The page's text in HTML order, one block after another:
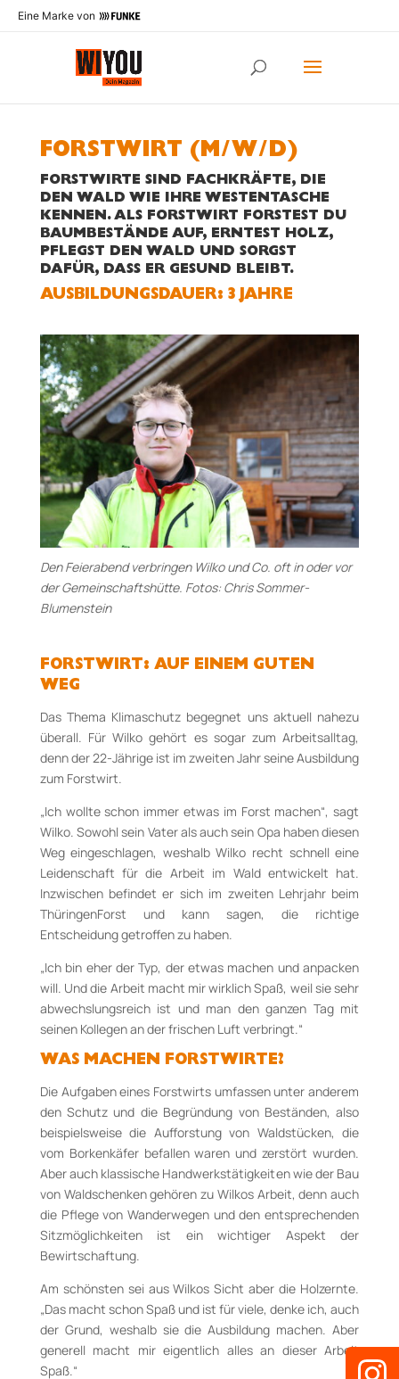
Eine Marke von
FORSTWIRT (M/W/D)
FORSTWIRTE SIND FACHKRÄFTE, DIE
DEN WALD WIE IHRE WESTENTASCHE
KENNEN. ALS FORSTWIRT FORSTEST DU
BAUMBESTÄNDE AUF, ERNTEST HOLZ,
PFLEGST DEN WALD UND SORGST
DAFÜR, DASS ER GESUND BLEIBT.
AUS­BILDUNGS­DAUER: 3 JAHRE
Den Feierabend verbringen Wilko und Co. oft in oder vor
der Gemeinschaftshütte. Fotos: Chris Sommer-
Blumenstein
FORSTWIRT: AUF EINEM GUTEN
WEG
Das Thema Klimaschutz begegnet uns aktuell nahezu
überall. Für Wilko gehört es sogar zum Arbeitsalltag,
denn der 22-Jährige ist im zweiten Jahr seine Ausbildung
zum Forstwirt.
„Ich wollte schon immer etwas im Forst machen“, sagt
Wilko. Sowohl sein Vater als auch sein Opa haben diesen
Weg eingeschlagen, weshalb Wilko recht schnell eine
Leidenschaft für die Arbeit im Wald entwickelt hat.
Inzwischen befindet er sich im zweiten Lehrjahr beim
ThüringenForst und kann sagen, die richtige
Entscheidung getroffen zu haben.
„Ich bin eher der Typ, der etwas machen und anpacken
will. Und die Arbeit macht mir wirklich Spaß, weil sie sehr
abwechslungsreich ist und man den ganzen Tag mit
seinen Kollegen an der frischen Luft verbringt.“
WAS MACHEN FORSTWIRTE?
Die Aufgaben eines Forstwirts umfassenunter anderem
den Schutz und dieBegründung von Beständen,also
beispielsweise die Aufforstung von Waldstücken, die
vom Borkenkäfer befallen waren und zerstört wurden.
Aber auch klassische Handwerkstätigkeitenwie der Bau
von Waldschenken gehören zu Wilkos Arbeit, dennauch
die Pflege von Wanderwegen und den entsprechenden
Sitzmöglichkeiten ist ein wichtiger Aspekt der
Bewirtschaftung.
Am schönsten sei aus Wilkos Sicht aber die Holzernte.
„Das macht schon Spaß und ist für viele, denke ich, auch
der Grund, weshalb sie die Ausbildung machen.Aber
generell macht mir eigentlich alles an dieser Arbeit
Spaß.“